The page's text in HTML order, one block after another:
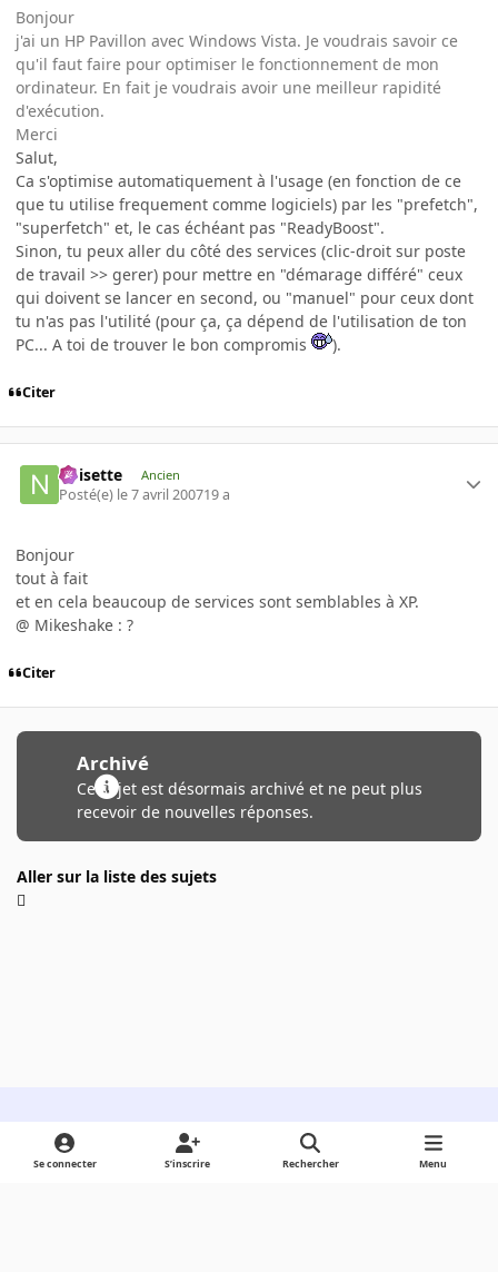
Bonjour
j'ai un HP Pavillon avec Windows Vista. Je voudrais savoir ce
qu'il faut faire pour optimiser le fonctionnement de mon
ordinateur. En fait je voudrais avoir une meilleur rapidité
d'exécution.
Merci
Salut,
Ca s'optimise automatiquement à l'usage (en fonction de ce
que tu utilise frequement comme logiciels) par les "prefetch",
"superfetch" et, le cas échéant pas "ReadyBoost".
Sinon, tu peux aller du côté des services (clic-droit sur poste
de travail >> gerer) pour mettre en "démarage différé" ceux
qui doivent se lancer en second, ou "manuel" pour ceux dont
tu n'as pas l'utilité (pour ça, ça dépend de l'utilisation de ton
PC... A toi de trouver le bon compromis
).
Citer
noisette Ancien
Posté(e) le 7 avril 200719 a
Bonjour
tout à fait
et en cela beaucoup de services sont semblables à XP.
@ Mikeshake : ?
Citer
Archivé
Ce sujet est désormais archivé et ne peut plus
recevoir de nouvelles réponses.
Aller sur la liste des sujets
Light ModeDark ModeSystem Preference
Se connecter S’inscrire Rechercher Menu